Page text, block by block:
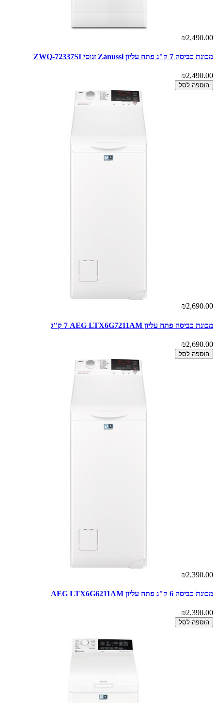
₪2,490.00
מכונת כביסה 7 ק"ג פתח עליון Zanussi זנוסי ZWQ-72337SI
₪2,490.00
הוספה לסל
₪2,690.00
מכונת כביסה ‏פתח עליון AEG LTX6G7211AM ‏7 ‏ק"ג
₪2,690.00
הוספה לסל
₪2,390.00
מכונת כביסה 6 ק"ג פתח עליון AEG LTX6G6211AM
₪2,390.00
הוספה לסל